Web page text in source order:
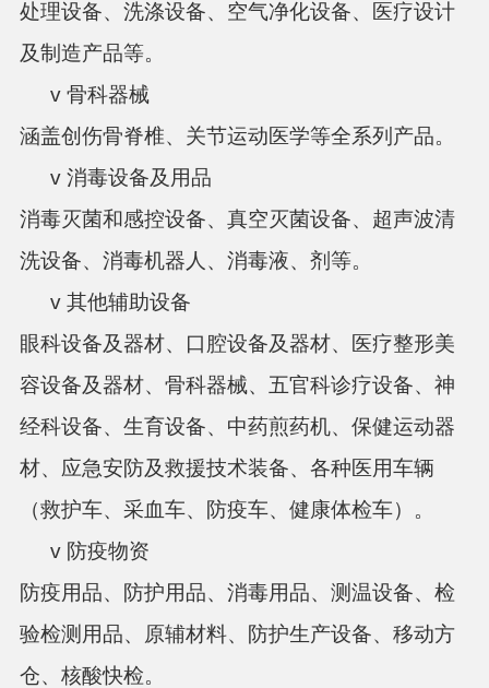
处理设备、洗涤设备、空气净化设备、医疗设计
及制造产品等。
v 骨科器械
涵盖创伤骨脊椎、关节运动医学等全系列产品。
v 消毒设备及用品
消毒灭菌和感控设备、真空灭菌设备、超声波清
洗设备、消毒机器人、消毒液、剂等。
v 其他辅助设备
眼科设备及器材、口腔设备及器材、医疗整形美
容设备及器材、骨科器械、五官科诊疗设备、神
经科设备、生育设备、中药煎药机、保健运动器
材、应急安防及救援技术装备、各种医用车辆
（救护车、采血车、防疫车、健康体检车）。
v 防疫物资
防疫用品、防护用品、消毒用品、测温设备、检
验检测用品、原辅材料、防护生产设备、移动方
仓、核酸快检。